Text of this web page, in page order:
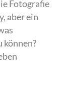
Fotografie
aber ein
können?